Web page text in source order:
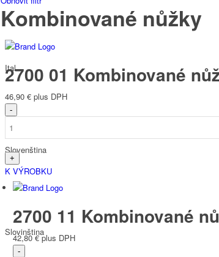
Ital
Slovenština
Slovinština
Kombinované nůžky
2700 01 Kombinované
46,90 € plus DPH
K VÝROBKU
2700 11 Kombinované
42,80€ plus DPH